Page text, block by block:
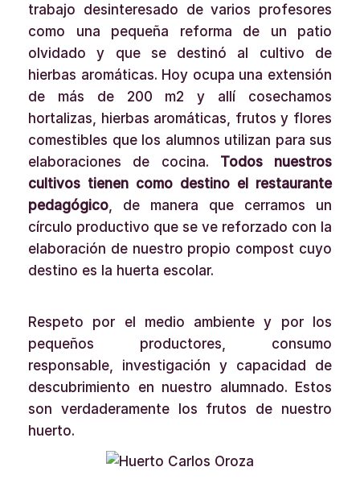
trabajo desinteresado de varios profesores
como una pequeña reforma de un patio
olvidado y que se destinó al cultivo de
hierbas aromáticas. Hoy ocupa una extensión
de más de 200 m2 y allí cosechamos
hortalizas, hierbas aromáticas, frutos y flores
comestibles que los alumnos utilizan para sus
elaboraciones de cocina. Todos nuestros
cultivos tienen como destino el restaurante
pedagógico , de manera que cerramos un
círculo productivo que se ve reforzado con la
elaboración de nuestro propio compost cuyo
destino es la huerta escolar.
Respeto por el medio ambiente y por los
pequeños productores, consumo
responsable, investigación y capacidad de
descubrimiento en nuestro alumnado. Estos
son verdaderamente los frutos de nuestro
huerto.